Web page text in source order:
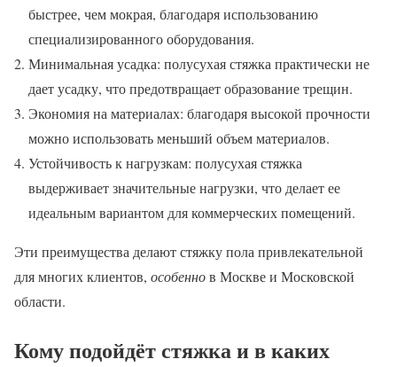
быстрее, чем мокрая, благодаря использованию
специализированного оборудования.
Минимальная усадка: полусухая стяжка практически не
дает усадку, что предотвращает образование трещин.
Экономия на материалах: благодаря высокой прочности
можно использовать меньший объем материалов.
Устойчивость к нагрузкам: полусухая стяжка
выдерживает значительные нагрузки, что делает ее
идеальным вариантом для коммерческих помещений.
Эти преимущества делают стяжку пола привлекательной
для многих клиентов, особеннов Москве и Московской
области.
Кому подойдёт стяжка и в каких